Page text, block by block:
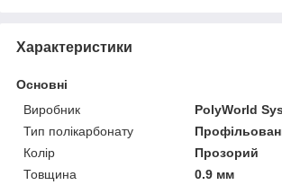
Характеристики
Основні
Виробник
PolyWorld
Тип полікарбонату
Колір
Прозорий
Товщина
0.9 мм